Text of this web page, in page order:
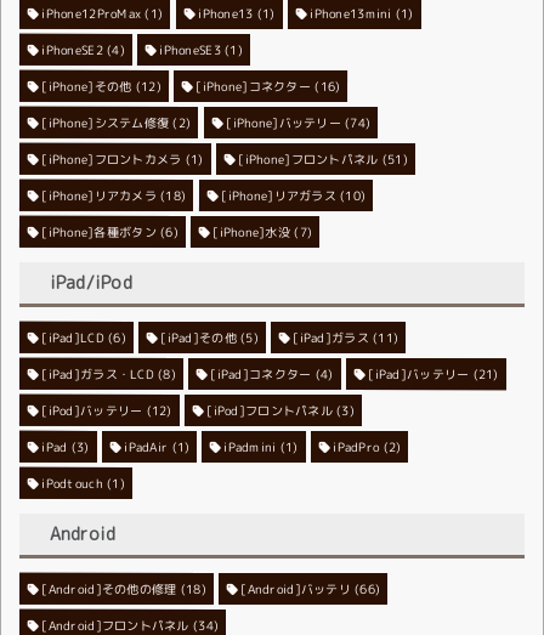
iPhone12ProMax (1) iPhone13 (1) iPhone13mini (1)
iPhoneSE2(4) iPhoneSE3 (1)
[iPhone]その他 (12) [iPhone]コネクター (16)
[iPhone]システム修復 (2) [iPhone]バッテリー (74)
[iPhone]フロントカメラ (1) [iPhone]フロントパネル (51)
[iPhone]リアカメラ (18) [iPhone]リアガラス (10)
[iPhone]各種ボタン (6) [iPhone]水没 (7)
iPad/iPod
[iPad]LCD(6) [iPad]その他 (5) [iPad]ガラス (11)
[iPad]ガラス・LCD(8) [iPad]コネクター (4) [iPad]バッテリー (21)
[iPod]バッテリー (12) [iPod]フロントパネル(3)
iPad (3) iPadAir (1) iPadmini (1) iPadPro(2)
iPodtouch (1)
Android
[Android]その他の修理 (18) [Android]バッテリ (66)
[Android]フロントパネル (34)